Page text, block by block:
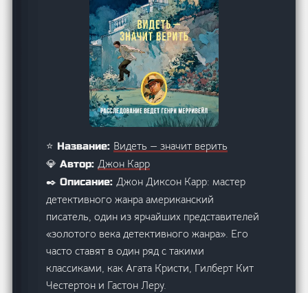
⭐ Название: Видеть — значит верить
💎 Автор:Джон Карр
✒️ Описание:Джон Диксон Карр: мастер
детективного жанра американский
писатель, один из ярчайших представителей
«золотого века детективного жанра». Его
часто ставят в один ряд с такими
классиками, как Агата Кристи, Гилберт Кит
Честертон и Гастон Леру.